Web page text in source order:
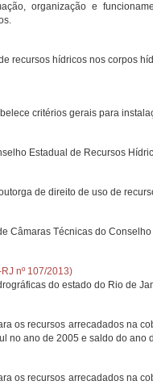
organização e
recursos hídricos nos corpos
critérios gerais para
Estadual de Recursos
de direito de uso de
Câmaras Técnicas do
nº 107/2013)
do estado do Rio de
os recursos arrecadados na
no ano de 2005 e saldo do ano
os recursos arrecadados na